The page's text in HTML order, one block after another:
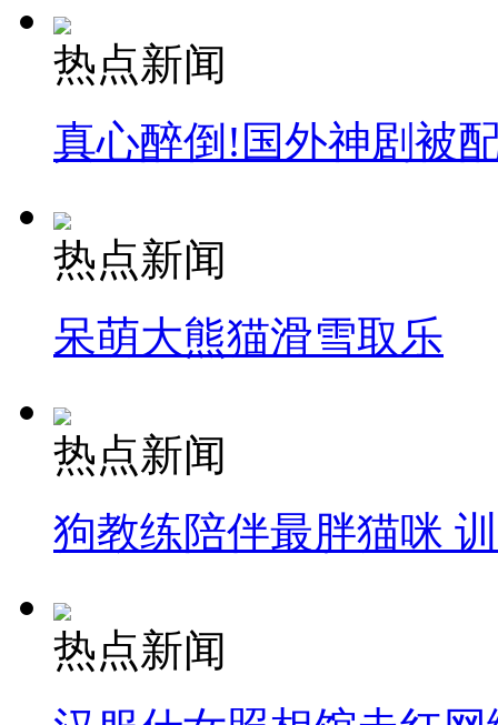
热点新闻
真心醉倒!国外神剧被
热点新闻
呆萌大熊猫滑雪取乐
热点新闻
狗教练陪伴最胖猫咪
热点新闻